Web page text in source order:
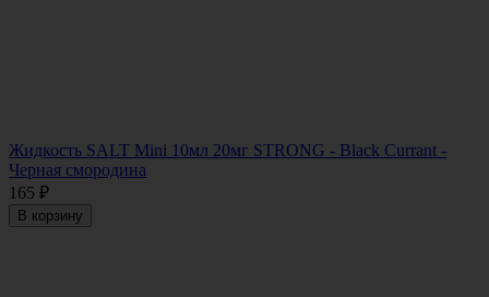
Жидкость SALT Mini 10мл 20мг STRONG - Black Currant -
Черная смородина
165 ₽
В корзину